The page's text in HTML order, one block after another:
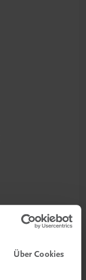
Über Cookies